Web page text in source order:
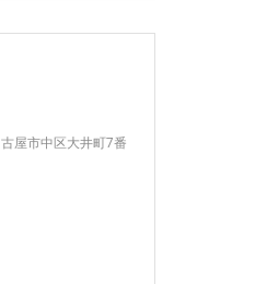
屋市中区大井町7番